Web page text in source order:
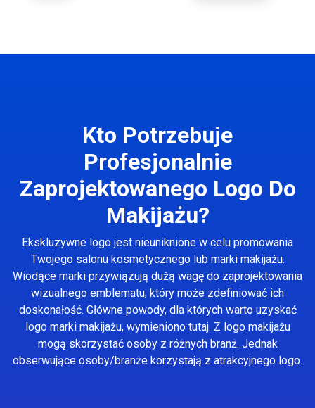
Kto Potrzebuje
Profesjonalnie
Zaprojektowanego Logo Do
Makijażu?
Ekskluzywne logo jest nieuniknione w celu promowania
Twojego salonu kosmetycznego lub marki makijażu.
Wiodące marki przywiązują dużą wagę do zaprojektowania
wizualnego emblematu, który może zdefiniować ich
doskonałość. Główne powody, dla których warto uzyskać
logo marki makijażu, wymieniono tutaj. Z logo makijażu
mogą skorzystać osoby z różnych branż. Jednak
obserwujące osoby/branże korzystają z atrakcyjnego logo.